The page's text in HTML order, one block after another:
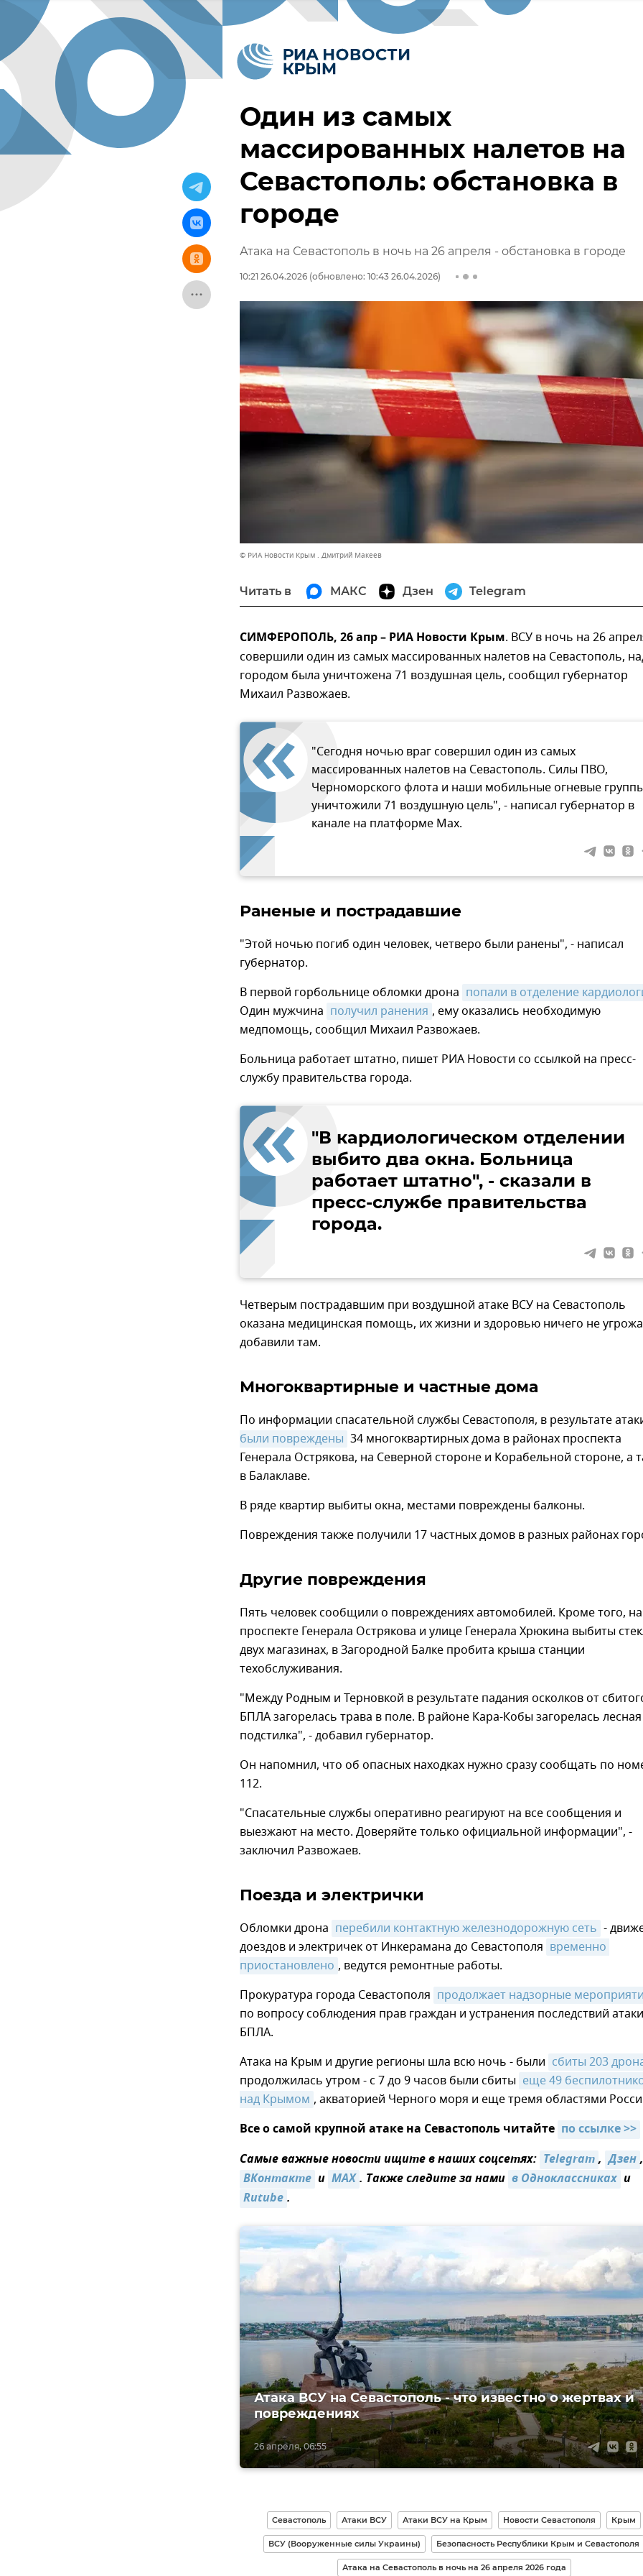
Один из самых
массированных налетов на
Севастополь: обстановка в
городе
Атака на Севастополь в ночь на 26 апреля - обстановка в городе
10:21 26.04.2026 (обновлено: 10:43 26.04.2026)
© РИА Новости Крым . Дмитрий Макеев
Читать в МАКС Дзен Telegram
СИМФЕРОПОЛЬ, 26 апр – РИА Новости Крым. ВСУ в ночь на 26
совершили один из самых массированных налетов на Севастополь,
городом была уничтожена 71 воздушная цель, сообщил губернатор
Михаил Развожаев.
"Сегодня ночью враг совершил один из самых
массированных налетов на Севастополь. Силы ПВО,
Черноморского флота и наши мобильные огневые
уничтожили 71 воздушную цель", - написал губернатор в
канале на платформе Мах.
Раненые и пострадавшие
"Этой ночью погиб один человек, четверо были ранены", - написал
губернатор.
В первой горбольнице обломки дрона попали в отделение
Один мужчина получил ранения , ему оказались необходимую
медпомощь, сообщил Михаил Развожаев.
Больница работает штатно, пишет РИА Новости со ссылкой на пресс-
службу правительства города.
"В кардиологическом отделении
выбито два окна. Больница
работает штатно", - сказали в
пресс-службе правительства
города.
Четверым пострадавшим при воздушной атаке ВСУ на Севастополь
оказана медицинская помощь, их жизни и здоровью ничего не
добавили там.
Многоквартирные и частные дома
По информации спасательной службы Севастополя, в результате
были повреждены 34 многоквартирных дома в районах проспекта
Генерала Острякова, на Северной стороне и Корабельной стороне, а
в Балаклаве.
В ряде квартир выбиты окна, местами повреждены балконы.
Повреждения также получили 17 частных домов в разных районах
Другие повреждения
Пять человек сообщили о повреждениях автомобилей. Кроме того, на
проспекте Генерала Острякова и улице Генерала Хрюкина выбиты
двух магазинах, в Загородной Балке пробита крыша станции
техобслуживания.
"Между Родным и Терновкой в результате падания осколков от
БПЛА загорелась трава в поле. В районе Кара-Кобы загорелась лесная
подстилка", - добавил губернатор.
Он напомнил, что об опасных находках нужно сразу сообщать по
112.
"Спасательные службы оперативно реагируют на все сообщения и
выезжают на место. Доверяйте только официальной информации", -
заключил Развожаев.
Поезда и электрички
Обломки дрона перебили контактную железнодорожную сеть -
доездов и электричек от Инкерамана до Севастополя временно
приостановлено , ведутся ремонтные работы.
Прокуратура города Севастополя продолжает надзорные
по вопросу соблюдения прав граждан и устранения последствий атаки
БПЛА.
Атака на Крым и другие регионы шла всю ночь - были сбиты 203
продолжилась утром - с 7 до 9 часов были сбиты еще 49
над Крымом , акваторией Черного моря и еще тремя областями
Все о самой крупной атаке на Севастополь читайте по ссылке >>
Самые важные новости ищите в наших соцсетях: Telegram, Дзен,
ВКонтакте и MAX. Также следите за нами в Одноклассниках и
Rutube.
26 апреля, 06:55
Атака ВСУ на Севастополь - что известно о жертвах и
повреждениях
Севастополь Атаки ВСУ Атаки ВСУ на Крым Новости Севастополя Крым
ВСУ (Вооруженные силы Украины) Безопасность Республики Крым и Севастополя
Атака на Севастополь в ночь на 26 апреля 2026 года